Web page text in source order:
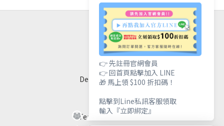
Help
FAQ
Delivery & Shipping
Return Policy
Terms & Conditions
👉 先註冊官網會員
👉 回首頁點擊加入 LINE
🎁 馬上領 $100 折扣碼！
點擊到Line私訊客服領取
輸入『立即綁定』